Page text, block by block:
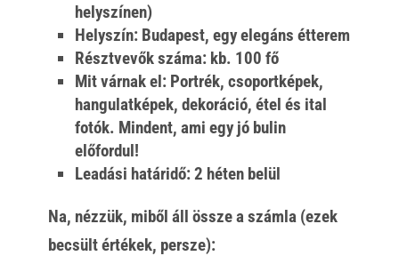
helyszínen)
Helyszín:Budapest, egy elegáns étterem
Résztvevők száma:kb. 100 fő
Mit várnak el:Portrék, csoportképek,
hangulatképek, dekoráció, étel és ital
fotók. Mindent, ami egy jó bulin
előfordul!
Leadási határidő:2 héten belül
Na, nézzük, miből áll össze a számla (ezek
becsült értékek, persze):